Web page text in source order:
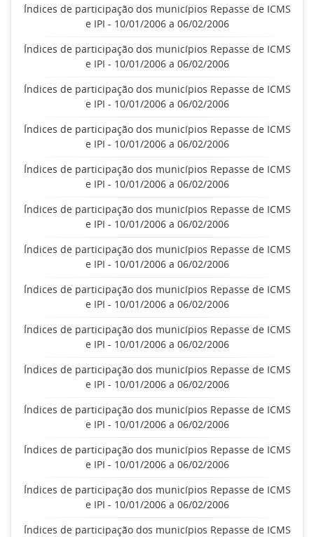
Índices de participação dos municípios Repasse de ICMS
e IPI - 10/01/2006 a 06/02/2006
Índices de participação dos municípios Repasse de ICMS
e IPI - 10/01/2006 a 06/02/2006
Índices de participação dos municípios Repasse de ICMS
e IPI - 10/01/2006 a 06/02/2006
Índices de participação dos municípios Repasse de ICMS
e IPI - 10/01/2006 a 06/02/2006
Índices de participação dos municípios Repasse de ICMS
e IPI - 10/01/2006 a 06/02/2006
Índices de participação dos municípios Repasse de ICMS
e IPI - 10/01/2006 a 06/02/2006
Índices de participação dos municípios Repasse de ICMS
e IPI - 10/01/2006 a 06/02/2006
Índices de participação dos municípios Repasse de ICMS
e IPI - 10/01/2006 a 06/02/2006
Índices de participação dos municípios Repasse de ICMS
e IPI - 10/01/2006 a 06/02/2006
Índices de participação dos municípios Repasse de ICMS
e IPI - 10/01/2006 a 06/02/2006
Índices de participação dos municípios Repasse de ICMS
e IPI - 10/01/2006 a 06/02/2006
Índices de participação dos municípios Repasse de ICMS
e IPI - 10/01/2006 a 06/02/2006
Índices de participação dos municípios Repasse de ICMS
e IPI - 10/01/2006 a 06/02/2006
Índices de participação dos municípios Repasse de ICMS